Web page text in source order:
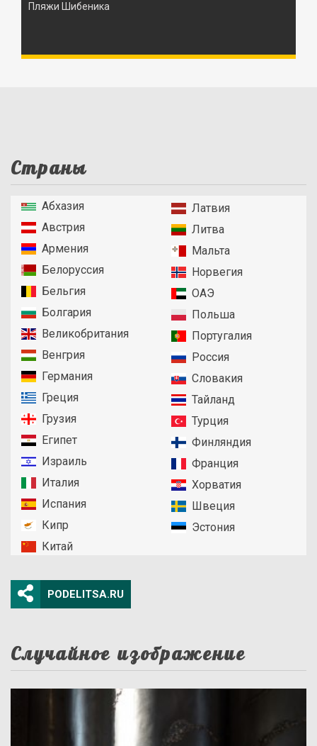
Пляжи Шибеника
Страны
Абхазия
Австрия
Армения
Белоруссия
Бельгия
Болгария
Великобритания
Венгрия
Германия
Греция
Грузия
Египет
Израиль
Италия
Испания
Кипр
Китай
Латвия
Литва
Мальта
Норвегия
ОАЭ
Польша
Португалия
Россия
Словакия
Тайланд
Турция
Финляндия
Франция
Хорватия
Швеция
Эстония
PODELITSA.RU
Случайное изображение